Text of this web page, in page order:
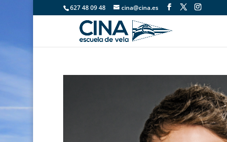
627 48 09 48 cina@cina.es